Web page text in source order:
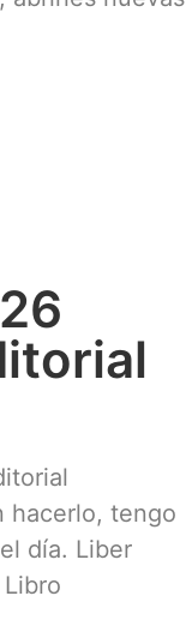
hacerlo, tengo
día. Liber